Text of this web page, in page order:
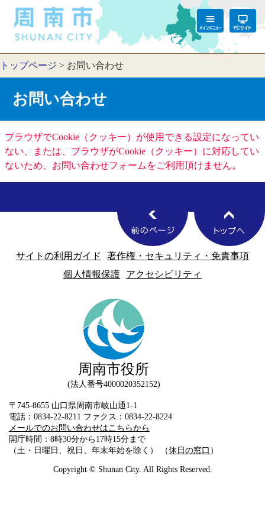
トップページ > お問い合わせ
お問い合わせ
ブラウザでCookie（クッキー）が使用できる設定になってい
ない、または、ブラウザがCookie（クッキー）に対応してい
ないため、お問い合わせフォームをご利用頂けません。
サイトの利用ガイド
著作権・セキュリティ・免責事項
個人情報保護
アクセシビリティ
周南市役所
法人番号4000020352152
〒745-8655 山口県周南市岐山通1-1
電話：0834-22-8211 ファクス：0834-22-8224
メールでのお問い合わせはこちらから
開庁時間：8時30分から17時15分まで
（土・日曜日、祝日、年末年始を除く） （休日の窓口 ）
Copyright © Shunan City. All Rights Reserved.